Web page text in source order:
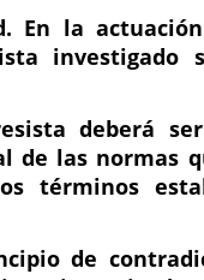
En la
investigado
deberá
de las normas
términos
de